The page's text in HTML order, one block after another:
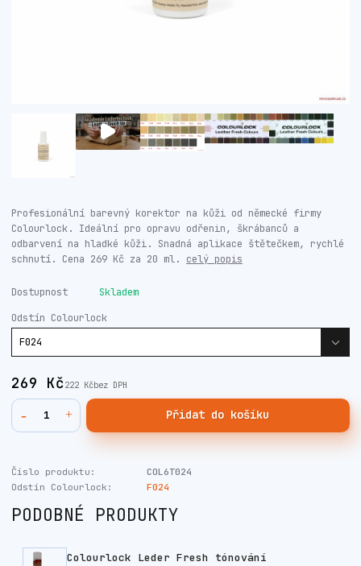
Profesionální barevný korektor na kůži od německé firmy
Colourlock. Ideální pro opravu odřenin, škrábanců a
odbarvení na hladké kůži. Snadná aplikace štětečkem, rychlé
schnutí. Cena 269 Kč za 20 ml. celý popis
Dostupnost Skladem
Odstín Colourlock
269 Kč222 Kčbez DPH
Přidat do košíku
Číslo produktu:
COL6T024
Odstín Colourlock:
F024
PODOBNÉ PRODUKTY
Colourlock Leder Fresh tónování